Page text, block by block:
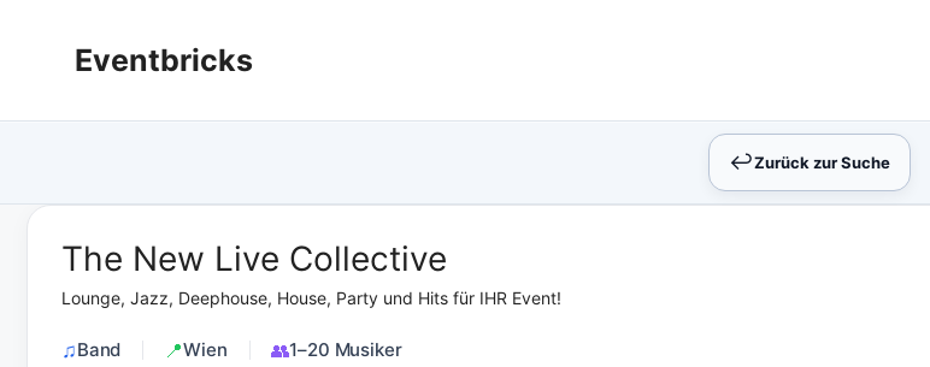
springenEventbricks
↩︎Zurück zur Suche
The New Live Collective
Lounge, Jazz, Deephouse, House, Party und Hits für IHR Event!
Band Wien 1–20 Musiker